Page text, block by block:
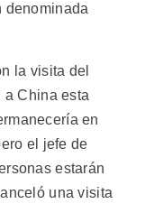
denominada
la visita del
a China esta
en
el jefe de
estarán
una visita